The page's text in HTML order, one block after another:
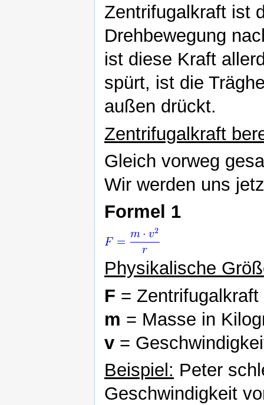
Zentrifugalkraft ist
Drehbewegung
ist diese Kraft
spürt, ist die
außen drückt.
Zentrifugalkraft
Gleich vorweg
Wir werden uns
Formel 1
Physikalische
F =
m = Masse in
v =
Beispiel: Peter
Geschwindigkeit